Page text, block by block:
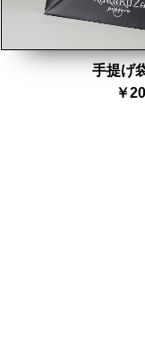
手提げ
￥